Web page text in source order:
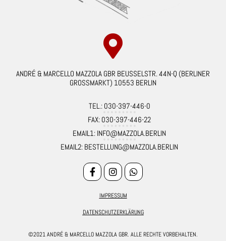
ANDRÉ & MARCELLO MAZZOLA GBR BEUSSELSTR. 44N-Q (BERLINER
GROSSMARKT) 10553 BERLIN
TEL.: 030-397-446-0
FAX: 030-397-446-22
EMAIL1: INFO@MAZZOLA.BERLIN
EMAIL2: BESTELLUNG@MAZZOLA.BERLIN
IMPRESSUM
DATENSCHUTZERKLÄRUNG
©2021 ANDRÉ & MARCELLO MAZZOLA GBR. ALLE RECHTE VORBEHALTEN.